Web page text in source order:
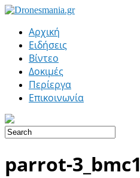
Αρχική
Ειδήσεις
Βίντεο
Δοκιμές
Περίεργα
Επικοινωνία
parrot-3_bmc1